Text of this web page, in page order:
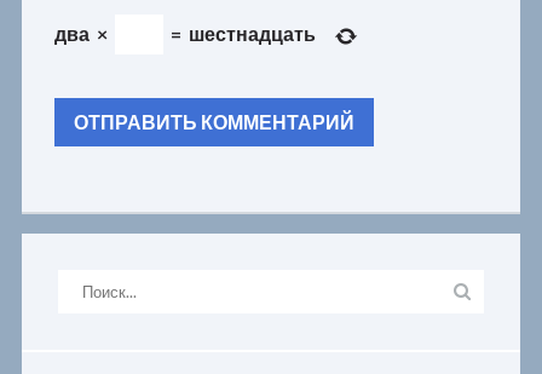
два × = шестнадцать